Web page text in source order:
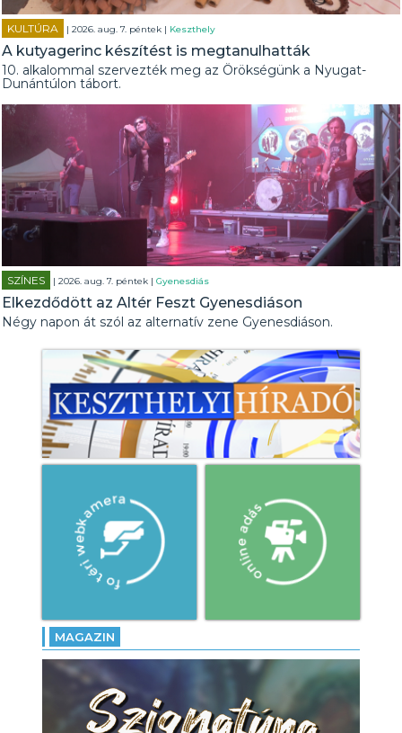
KULTÚRA | 2026. aug. 7. péntek | Keszthely
A kutyagerinc készítést is megtanulhatták
10. alkalommal szervezték meg az Örökségünk a Nyugat-
Dunántúlon tábort.
SZÍNES | 2026. aug. 7. péntek |Gyenesdiás
Elkezdődött az Altér Feszt Gyenesdiáson
Négy napon át szól az alternatív zene Gyenesdiáson.
MAGAZIN